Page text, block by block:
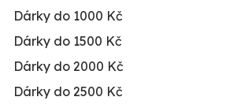
Dárky do 1000 Kč
Dárky do 1500 Kč
Dárky do 2000 Kč
Dárky do 2500 Kč